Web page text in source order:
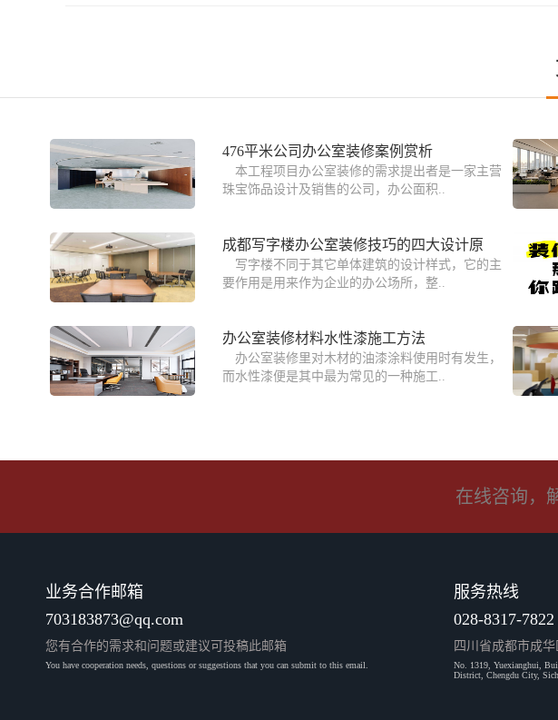
476平米公司办公室装修案例赏析
本工程项目办公室装修的需求提出者是一家主营
珠宝饰品设计及销售的公司，办公面积..
成都写字楼办公室装修技巧的四大设计原
写字楼不同于其它单体建筑的设计样式，它的主
要作用是用来作为企业的办公场所，整..
办公室装修材料水性漆施工方法
办公室装修里对木材的油漆涂料使用时有发生，
而水性漆便是其中最为常见的一种施工..
在线咨询，
业务合作邮箱
703183873@qq.com
您有合作的需求和问题或建议可投稿此邮箱
You have cooperation needs, questions or suggestions that you can submit to this email.
服务热线
028-8317-7822
四川省成都市成
No. 1319, Yuexianghui,
District, Chengdu City,